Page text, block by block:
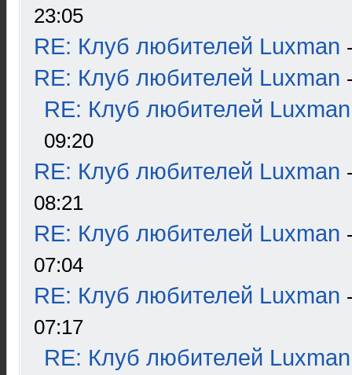
23:05
RE: Клуб любителей Luxman
RE: Клуб любителей Luxman
RE: Клуб любителей Luxman
09:20
RE: Клуб любителей Luxman
08:21
RE: Клуб любителей Luxman
07:04
RE: Клуб любителей Luxman
07:17
RE: Клуб любителей Luxman